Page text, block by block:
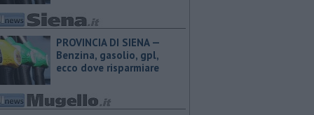
PROVINCIA DI SIENA — ​
Benzina, gasolio, gpl,
ecco dove risparmiare